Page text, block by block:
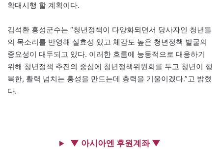
확대시행 할 계획이다.
김석환 홍성군수는 “청년정책이 다양화되면서 당사자인 청년들
의 목소리를 반영해 실효성 있고 체감도 높은 청년정책 발굴의
중요성이 대두되고 있다. 이러한 흐름에 능동적으로 대응하기
위해 청년정책 추진의 중심에 청년정책위원회를 두고 청년이 행
복한, 활력 넘치는 홍성을 만드는데 총력을 기울이겠다.”고 밝혔
다.
▼ 아시아엔 후원계좌 ▼